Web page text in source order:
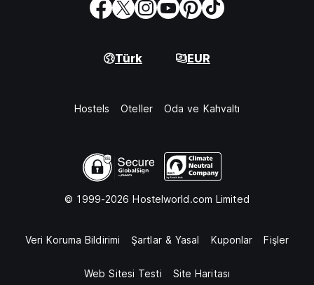
Türk EUR
Hostels Oteller Oda ve Kahvaltı
© 1999-2026 Hostelworld.com Limited
Veri Koruma Bildirimi Şartlar & Yasal Kuponlar Fişler
Web Sitesi Testi Site Haritası